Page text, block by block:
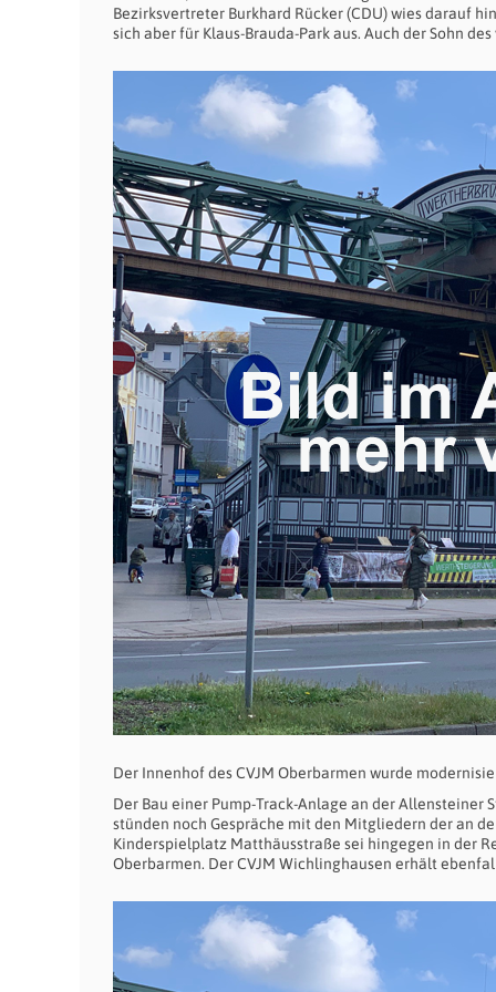
Bezirksvertreter Burkhard Rücker (CDU) wies darauf
sich aber für Klaus-Brauda-Park aus. Auch der Sohn
Der Innenhof des CVJM Oberbarmen wurde
Der Bau einer Pump-Track-Anlage an der Allensteiner
stünden noch Gespräche mit den Mitgliedern der an
Kinderspielplatz Matthäusstraße sei hingegen in der
Oberbarmen. Der CVJM Wichlinghausen erhält